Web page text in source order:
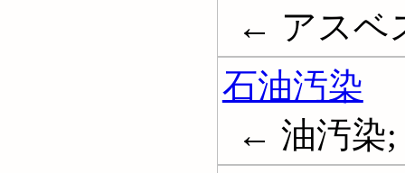
← アスベ
石油汚染
← 油汚染;